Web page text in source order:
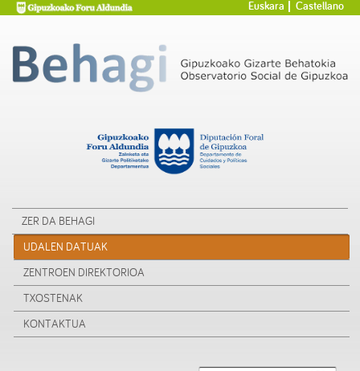
Euskara Castellano
ZER DA BEHAGI
UDALEN DATUAK
ZENTROEN DIREKTORIOA
TXOSTENAK
KONTAKTUA